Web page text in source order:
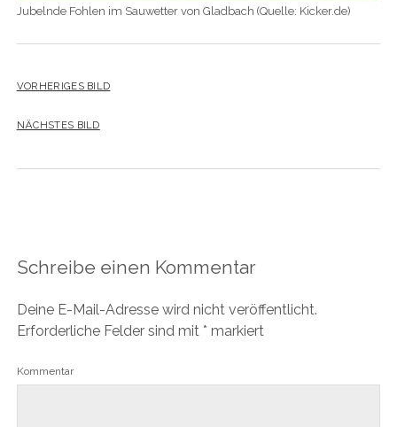
Jubelnde Fohlen im Sauwetter von Gladbach (Quelle: Kicker.de)
VORHERIGES BILD
NÄCHSTES BILD
Schreibe einen Kommentar
Deine E-Mail-Adresse wird nicht veröffentlicht.
Erforderliche Felder sind mit * markiert
Kommentar